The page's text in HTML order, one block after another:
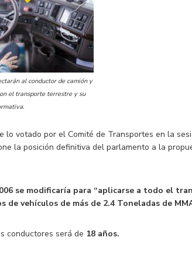
al conductor de camión y
el transporte terrestre y su
lo votado por el Comité de Transportes en la
la posición definitiva del parlamento a la
se modificaría para “aplicarse a todo el
de vehículos de más de 2.4 Toneladas de
conductores será de 18 años.